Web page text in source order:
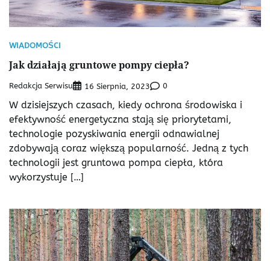
WIADOMOŚCI
Jak działają gruntowe pompy ciepła?
Redakcja Serwisu 16 Sierpnia, 2023 0
W dzisiejszych czasach, kiedy ochrona środowiska i
efektywność energetyczna stają się priorytetami,
technologie pozyskiwania energii odnawialnej
zdobywają coraz większą popularność. Jedną z tych
technologii jest gruntowa pompa ciepła, która
wykorzystuje […]